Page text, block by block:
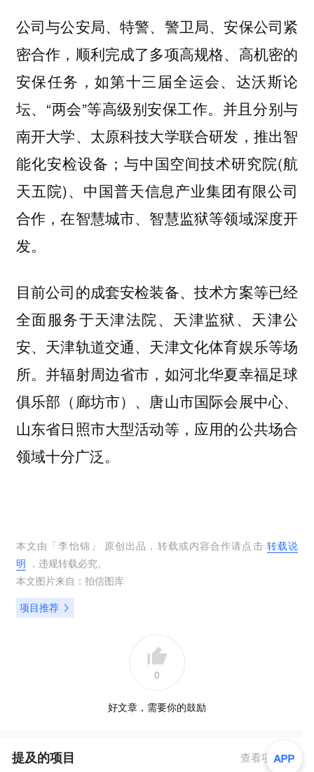
公司与公安局、特警、警卫局、安保公司紧
密合作，顺利完成了多项高规格、高机密的
安保任务，如第十三届全运会、达沃斯论
坛、“两会”等高级别安保工作。并且分别与
南开大学、太原科技大学联合研发，推出智
能化安检设备；与中国空间技术研究院(航
天五院)、中国普天信息产业集团有限公司
合作，在智慧城市、智慧监狱等领域深度开
发。
目前公司的成套安检装备、技术方案等已经
全面服务于天津法院、天津监狱、天津公
安、天津轨道交通、天津文化体育娱乐等场
所。并辐射周边省市，如河北华夏幸福足球
俱乐部（廊坊市）、唐山市国际会展中心、
山东省日照市大型活动等，应用的公共场合
领域十分广泛。
本文由「 李怡锦 」 原创出品，转载或内容合作请点击 转载说
明 ，违规转载必究。
本文图片来自： 拍信图库
项目推荐
0
好文章，需要你的鼓励
提及的项目 查看项目库